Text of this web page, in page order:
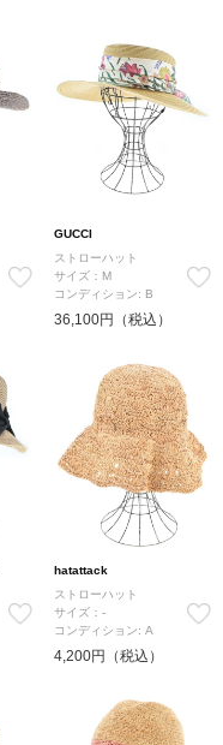
GUCCI
ストローハット
サイズ：M
コンディション: B
36,100円（税込）
hatattack
ストローハット
サイズ：-
コンディション: A
4,200円（税込）